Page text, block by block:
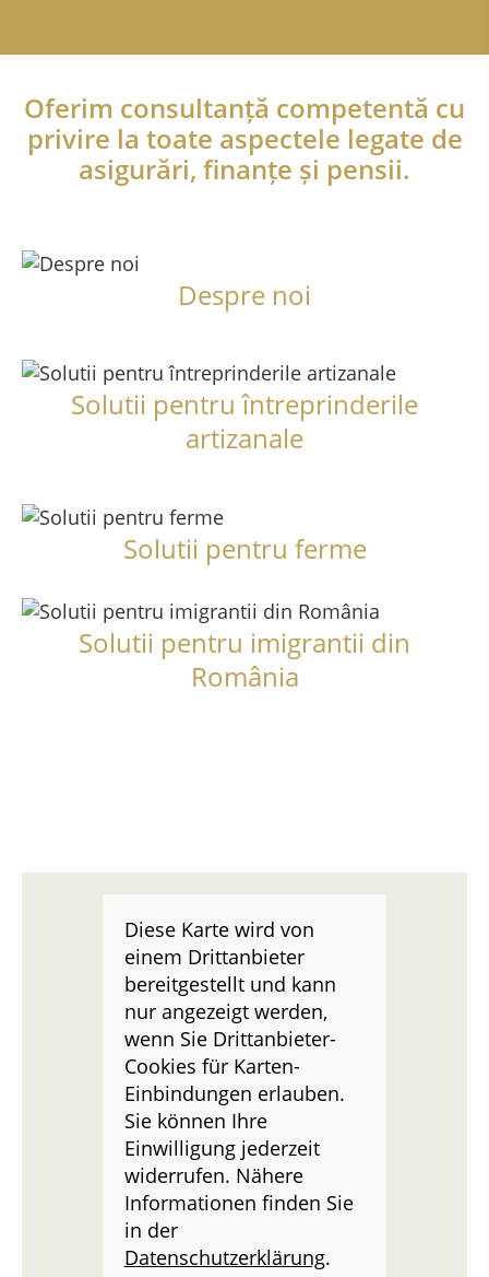
Oferim consultanță competentă cu
privire la toate aspectele legate de
asigurări, finanțe și pensii.
Despre noi
Solutii pentru întreprinderile
artizanale
Solutii pentru ferme
Solutii pentru imigrantii din
România
Diese Karte wird von
einem Drittanbieter
bereitgestellt und kann
nur angezeigt werden,
wenn Sie Drittanbieter-
Cookies für Karten-
Einbindungen erlauben.
Sie können Ihre
Einwilligung jederzeit
widerrufen. Nähere
Informationen finden Sie
in der
Datenschutzerklärung.